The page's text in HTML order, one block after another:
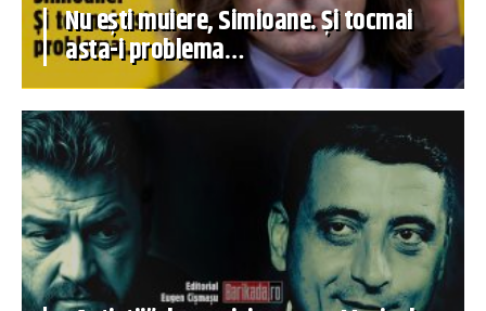
Nu ești muiere, Simioane. Și tocmai
asta-i problema…